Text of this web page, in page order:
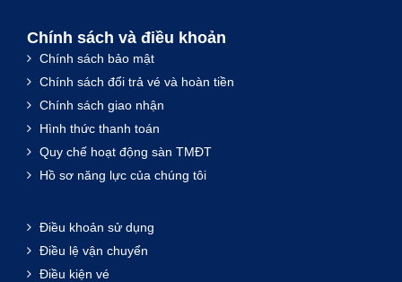
Chính sách và điều khoản
Chính sách bảo mật
Chính sách đổi trả vé và hoàn tiền
Chính sách giao nhận
Hình thức thanh toán
Quy chế hoạt động sàn TMĐT
Hồ sơ năng lực của chúng tôi
Điều khoản sử dụng
Điều lệ vận chuyển
Điều kiện vé